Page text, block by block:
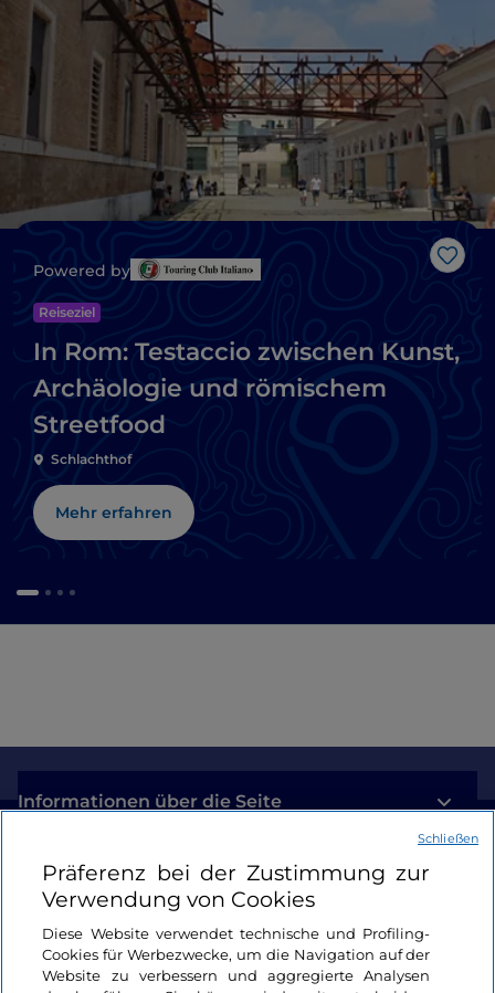
Like
Powered by
Reiseziel
In Rom: Testaccio zwischen Kunst,
Archäologie und römischem
Streetfood
Schlachthof
Mehr erfahren
Informationen über die Seite
Nützliche Links
Login
Bleiben wir in Kontakt
Präferenz bei der Zustimmung zur
Verwendung von Cookies
Diese Website verwendet technische und Profiling-
Cookies für Werbezwecke, um die Navigation auf der
Website zu verbessern und aggregierte Analysen
Schließen